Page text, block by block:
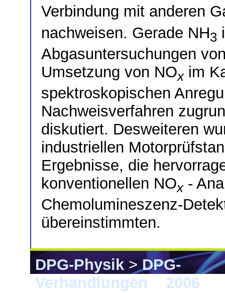
Verbindung mit anderen
nachweisen. Gerade NH3
Abgasuntersuchungen
Umsetzung von NOxim
spektroskopischen
Nachweisverfahren
diskutiert. Desweiteren
industriellen
Ergebnisse, die
konventionellen NOx-
Chemolumineszenz-
übereinstimmten.
DPG-Physik>DPG-
Verhandlungen
2006